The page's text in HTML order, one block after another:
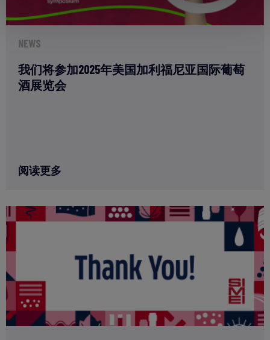
NEWS
我们将参加2025年美国加利福尼亚国际葡萄
酒展览会
阅读更多